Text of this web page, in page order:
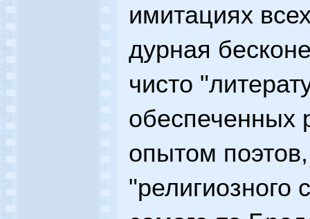
имитациях
дурная
чисто
обеспеченных
опытом
"религиозного